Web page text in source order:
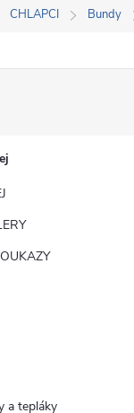
CHLAPCI Bundy
a tepláky